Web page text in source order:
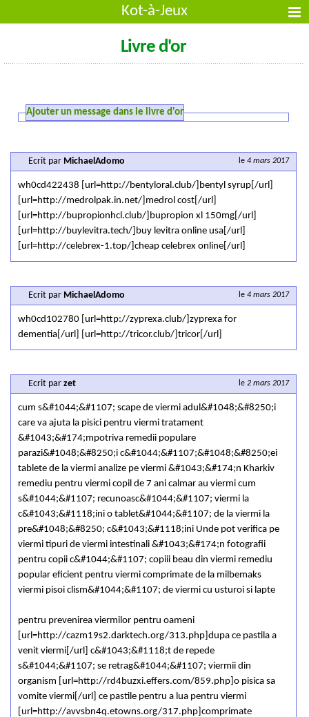
Kot-à-Jeux
Livre d'or
Ajouter un message dans le livre d'or
le 4 mars 2017
Ecrit par MichaelAdomo
wh0cd422438 [url=http://bentyloral.club/]bentyl syrup[/url]
[url=http://medrolpak.in.net/]medrol cost[/url]
[url=http://bupropionhcl.club/]bupropion xl 150mg[/url]
[url=http://buylevitra.tech/]buy levitra online usa[/url]
[url=http://celebrex-1.top/]cheap celebrex online[/url]
le 4 mars 2017
Ecrit par MichaelAdomo
wh0cd102780 [url=http://zyprexa.club/]zyprexa for
dementia[/url] [url=http://tricor.club/]tricor[/url]
le 2 mars 2017
Ecrit par zet
cum s&#1044;&#1107; scape de viermi adul&#1048;&#8250;i
care va ajuta la pisici pentru viermi tratament
&#1043;&#174;mpotriva remedii populare
parazi&#1048;&#8250;i c&#1044;&#1107;&#1048;&#8250;ei
tablete de la viermi analize pe viermi &#1043;&#174;n Kharkiv
remediu pentru viermi copil de 7 ani calmar au viermi cum
s&#1044;&#1107; recunoasc&#1044;&#1107; viermi la
c&#1043;&#1118;ini o tablet&#1044;&#1107; de la viermi la
pre&#1048;&#8250; c&#1043;&#1118;ini Unde pot verifica pe
viermi tipuri de viermi intestinali &#1043;&#174;n fotografii
pentru copii c&#1044;&#1107; copiii beau din viermi remediu
popular eficient pentru viermi comprimate de la milbemaks
viermi pisoi clism&#1044;&#1107; de viermi cu usturoi si lapte
pentru prevenirea viermilor pentru oameni
[url=http://cazm19s2.darktech.org/313.php]dupa ce pastila a
venit viermi[/url] c&#1043;&#1118;t de repede
s&#1044;&#1107; se retrag&#1044;&#1107; viermii din
organism [url=http://rd4buzxi.effers.com/859.php]o pisica sa
vomite viermi[/url] ce pastile pentru a lua pentru viermi
[url=http://avvsbn4q.etowns.org/317.php]comprimate